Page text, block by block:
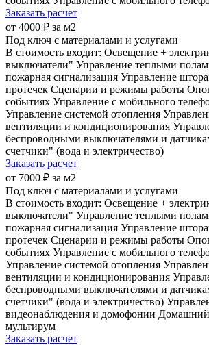
Заказать расчет
от 4000 ₽ за м2
Под ключ с материалами и услугами
В стоимость входит: Освещение +
выключатели" Управление теплыми
пожарная сигнализация Управление
протечек Сценарии и режимы работы
событиях Управление с мобильного
Управление системой отопления
вентиляции и кондиционирования
беспроводными выключателями и
счетчики" (вода и электричество)
Заказать расчет
от 7000 ₽ за м2
Под ключ с материалами и услугами
В стоимость входит: Освещение +
выключатели" Управление теплыми
пожарная сигнализация Управление
протечек Сценарии и режимы работы
событиях Управление с мобильного
Управление системой отопления
вентиляции и кондиционирования
беспроводными выключателями и
счетчики" (вода и электричество)
видеонаблюдения и домофонии Домашний
мультирум
Заказать расчет